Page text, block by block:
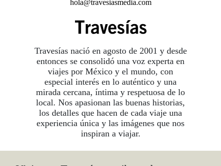
Travesías nació en agosto de 2001 y desde
entonces se consolidó una voz experta en
viajes por México y el mundo, con
especial interés en lo auténtico y una
mirada cercana, íntima y respetuosa de lo
local. Nos apasionan las buenas historias,
los detalles que hacen de cada viaje una
experiencia única y las imágenes que nos
inspiran a viajar.
hola@travesiasmedia.com